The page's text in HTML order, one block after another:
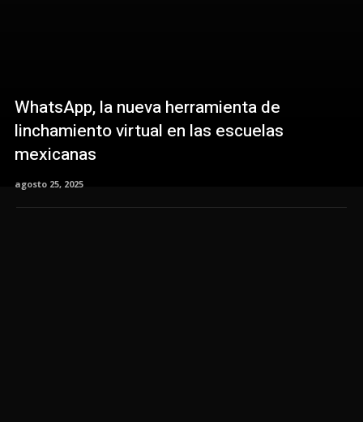
WhatsApp, la nueva herramienta de
linchamiento virtual en las escuelas
mexicanas
agosto 25, 2025